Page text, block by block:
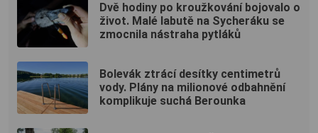
Dvě hodiny po kroužkování bojovalo o
život. Malé labutě na Sycheráku se
zmocnila nástraha pytláků
Bolevák ztrácí desítky centimetrů
vody. Plány na milionové odbahnění
komplikuje suchá Berounka